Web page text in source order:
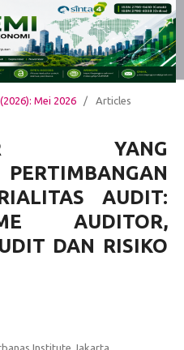
Mei 2026 / Articles
YANG
AUDIT:
AUDITOR,
DAN RISIKO
Institute Jakarta